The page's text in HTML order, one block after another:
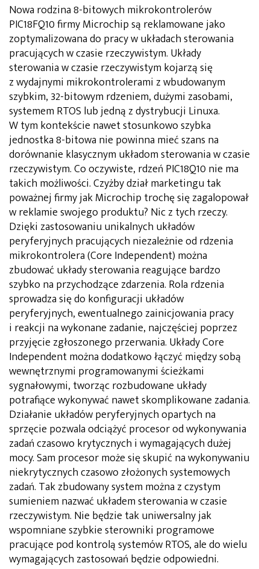
Nowa rodzina 8-bitowych mikrokontrolerów
PIC18FQ10 firmy Microchip są reklamowane jako
zoptymalizowana do pracy w układach sterowania
pracujących w czasie rzeczywistym. Układy
sterowania w czasie rzeczywistym kojarzą się
z wydajnymi mikrokontrolerami z wbudowanym
szybkim, 32-bitowym rdzeniem, dużymi zasobami,
systemem RTOS lub jedną z dystrybucji Linuxa.
W tym kontekście nawet stosunkowo szybka
jednostka 8-bitowa nie powinna mieć szans na
dorównanie klasycznym układom sterowania w czasie
rzeczywistym. Co oczywiste, rdzeń PIC18Q10 nie ma
takich możliwości. Czyżby dział marketingu tak
poważnej firmy jak Microchip trochę się zagalopował
w reklamie swojego produktu? Nic z tych rzeczy.
Dzięki zastosowaniu unikalnych układów
peryferyjnych pracujących niezależnie od rdzenia
mikrokontrolera (Core Independent) można
zbudować układy sterowania reagujące bardzo
szybko na przychodzące zdarzenia. Rola rdzenia
sprowadza się do konfiguracji układów
peryferyjnych, ewentualnego zainicjowania pracy
i reakcji na wykonane zadanie, najczęściej poprzez
przyjęcie zgłoszonego przerwania. Układy Core
Independent można dodatkowo łączyć między sobą
wewnętrznymi programowanymi ścieżkami
sygnałowymi, tworząc rozbudowane układy
potrafiące wykonywać nawet skomplikowane zadania.
Działanie układów peryferyjnych opartych na
sprzęcie pozwala odciążyć procesor od wykonywania
zadań czasowo krytycznych i wymagających dużej
mocy. Sam procesor może się skupić na wykonywaniu
niekrytycznych czasowo złożonych systemowych
zadań. Tak zbudowany system można z czystym
sumieniem nazwać układem sterowania w czasie
rzeczywistym. Nie będzie tak uniwersalny jak
wspomniane szybkie sterowniki programowe
pracujące pod kontrolą systemów RTOS, ale do wielu
wymagających zastosowań będzie odpowiedni.